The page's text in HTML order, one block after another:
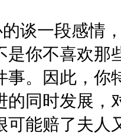
一段感情，
是你不喜欢
事。因此，你
的同时发展，
可能赔了夫人